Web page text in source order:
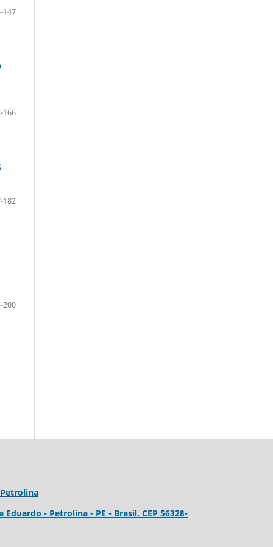
147
166
182
200
Petrolina
- Petrolina - PE - Brasil. CEP 56328-